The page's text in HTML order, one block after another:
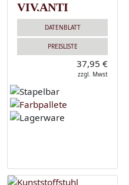
VIV.ANTI
DATENBLATT
PREISLISTE
37,95 €
zzgl. Mwst